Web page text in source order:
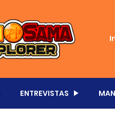
ENTREVISTAS